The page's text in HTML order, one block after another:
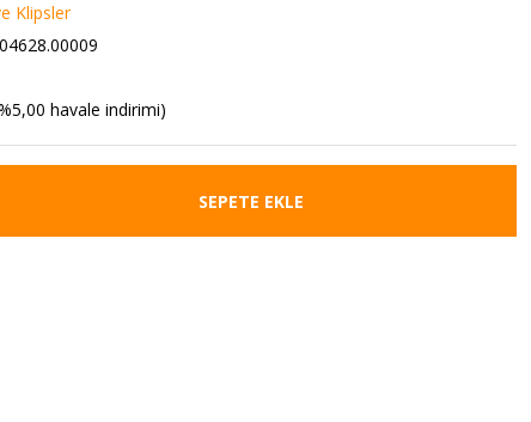
Klipsler
havale indirimi)
SEPETE EKLE